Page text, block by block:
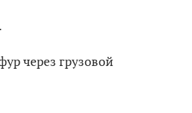
через грузовой